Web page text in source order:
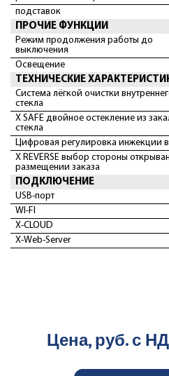
подставок
ПРОЧИЕ ФУНКЦИИ
Режим продолжения работы до
выключения
Освещение
ТЕХНИЧЕСКИЕ
Система лёгкой очистки
стекла
X SAFE двойное остекление из
стекла
Цифровая регулировка инжекции
X REVERSE выбор стороны
размещении заказа
ПОДКЛЮЧЕНИЕ
USB-порт
WI-FI
X-CLOUD
X-Web-Server
Цена, руб. с